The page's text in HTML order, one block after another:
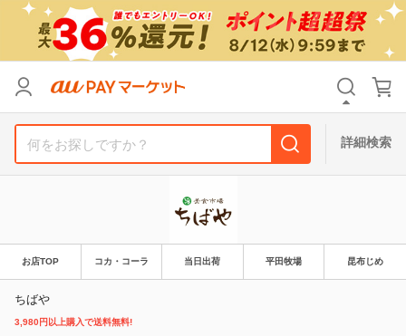
詳細検索
お店TOP コカ・コーラ 当日出荷 平田牧場 昆布じめ
ちばや
3,980円以上購入で送料無料!
支払い方法
サンキュー配送対象
リセット
支払い方法
サンキュー配送対象